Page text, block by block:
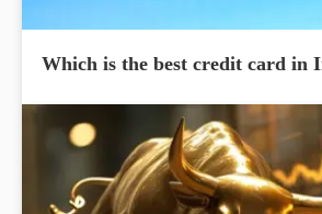
Which is the best credit card in